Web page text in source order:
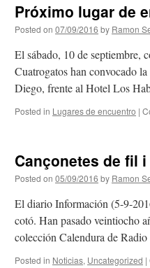
Próximo lugar de
Posted on 07/09/2016 by Ramon
El sábado, 10 de septiembre,
Cuatrogatos han convocado
Diego, frente al Hotel Los
Posted in Lugares de encuentro |
Cançonetes de fil
Posted on 05/09/2016 by Ramon
El diario Información (5-9-
cotó. Han pasado veintiocho
colección Calendura de
Posted in Noticias, Uncategorized |